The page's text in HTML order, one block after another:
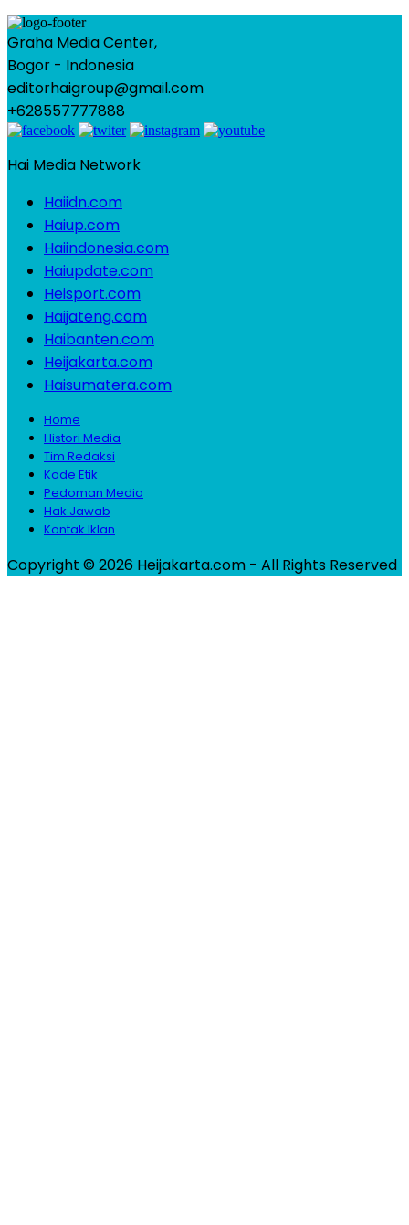
Graha Media Center,
Bogor - Indonesia
editorhaigroup@gmail.com
+628557777888
Hai Media Network
Haiidn.com
Haiup.com
Haiindonesia.com
Haiupdate.com
Heisport.com
Haijateng.com
Haibanten.com
Heijakarta.com
Haisumatera.com
Home
Histori Media
Tim Redaksi
Kode Etik
Pedoman Media
Hak Jawab
Kontak Iklan
Copyright © 2026 Heijakarta.com - All Rights Reserved